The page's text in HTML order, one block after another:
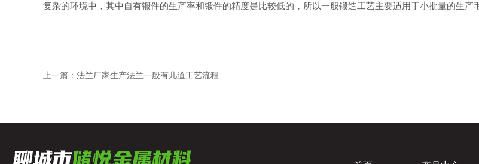
复杂的环境中，其中自有锻件的生产率和锻件的精度是比较低的，所以一般锻造工艺主要适用于小批量的生产
上一篇： 法兰厂家生产法兰一般有几道工艺流程